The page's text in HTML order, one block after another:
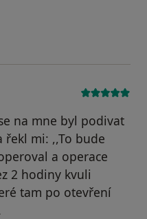
na mne byl podivat
mi: ,,To bude
a operace
2 hodiny kvuli
tam po otevření